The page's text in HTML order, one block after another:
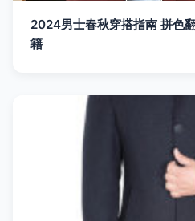
2024男士春秋穿搭指南 拼色
籍